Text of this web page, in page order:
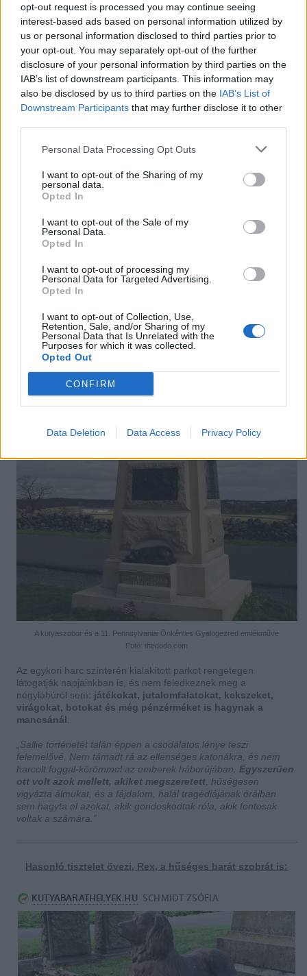
opt-out request is processed you may continue seeing
interest-based ads based on personal information utilized by
us or personal information disclosed to third parties prior to
your opt-out. You may separately opt-out of the further
disclosure of your personal information by third parties on the
IAB’s list of downstream participants. This information may
also be disclosed by us to third parties on the IAB’s List of
Downstream Participants that may further disclose it to other
Personal Data Processing Opt Outs
I want to opt-out of the Sharing of my
personal data.
Opted In
I want to opt-out of the Sale of my
Personal Data.
Opted In
I want to opt-out of processing my
Personal Data for Targeted Advertising.
Opted In
I want to opt-out of Collection, Use,
Retention, Sale, and/or Sharing of my
Personal Data that Is Unrelated with the
Purposes for which it was collected.
Opted Out
CONFIRM
Data Deletion Data Access Privacy Policy
A küzdelem három hosszú napon és éjen át folyt, s miután
elcsitult a zaj, az önkéntes gyalogság visszatért a helyszínre,
hogy eltemesse halottait. Legnagyobb meglepetésükre
őket Sallie. Hűségesen vigyázott elesett bajtársaira.
örökre beégett a katonák elméjébe, és hírét vitték a hős
kutyának, aki a legrémisztőbb időkben sem hagyta magára
azokat, akiket szívébe fogadott. Bár a megpróbáltatások nyomot
hagytak rajta, végigkísérte az ezred útját, mígnem 1865
Barátai ekkor letették a fegyvert, és az ellenséges erők
végső nyugalomra a négylábú harcost.
„Sallie története kitörölhetetlenül átszőtte emlékeiket, áldozata
sok szempontból a gyalogság hatalmas veszteségeit vetíti elénk.
Embertársai iránti elkötelezettsége és odaadása olyasmi, ami
előtt tisztelettel szerettek volna adózni.”
emlékmű, melyen a hűséges kutya is előkelő helyet kapott
A kutyaszobor és a 11. Pennsylvaniai Önkéntes Gyalogezred emlékműve
Fotó: thedodo.com
Az egykori harc színterén kialakított parkot rengetegen
látogatják napjainkban is, és nem feledkeznek meg a
négylábúról sem: játékokat, jutalomfalatokat, kekszeket,
virágokat, botokat és még pénzérméket is hagynak a
mancsánál
„Sallie történetét talán éppen a csodálatos lénye teszi
felemelővé. Nem támadt rá az ellenséges katonákra, és nem
harcolt foggal-körömmel az emberek háborújában. Egyszerűen
ott volt azok mellett, akiket megszeretett , hűségesen
vigyázta álmukat, és a fájdalom, halál tragédiájának óráiban
sem hagyta el azokat, akik gondoskodtak róla, akik fontosak
voltak a számára.”
Hasonló tisztelet övezi, Rex, a hűséges barát szobrát is: